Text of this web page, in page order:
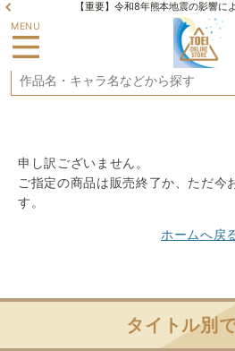
【重要】令和8年熊本地震の影響に
MENU
申し訳ございません。
ご指定の商品は販売終了か、ただ今
す。
ホームへ戻
タイトル別